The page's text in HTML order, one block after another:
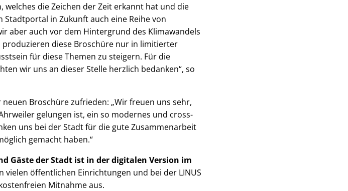
die Zeichen der Zeit erkannt hat und die
in Zukunft auch eine Reihe von
aber auch vor dem Hintergrund des Klimawandels
diese Broschüre nur in limitierter
für diese Themen zu steigern. Für die
wir uns an dieser Stelle herzlich bedanken“, so
Broschüre zufrieden: „Wir freuen uns sehr,
gelungen ist, ein so modernes und cross-
uns bei der Stadt für die gute Zusammenarbeit
gemacht haben.“
Gäste der Stadt ist in der digitalen Version im
vielen öffentlichen Einrichtungen und bei der LINUS
Mitnahme aus.